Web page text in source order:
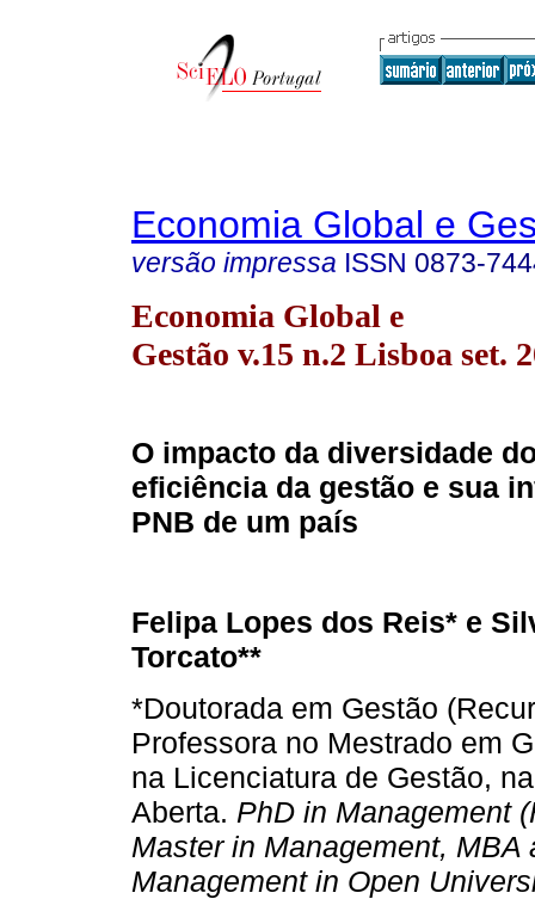
Economia Global e
versão impressa ISSN 0873-
Economia Global e
Gestão v.15 n.2 Lisboa set.
O impacto da diversidade
eficiência da gestão e sua
PNB de um país
Felipa Lopes dos Reis* e
Torcato**
*Doutorada em Gestão
Professora no Mestrado em
na Licenciatura de Gestão,
Aberta. PhD in Management
Master in Management,
Management in Open